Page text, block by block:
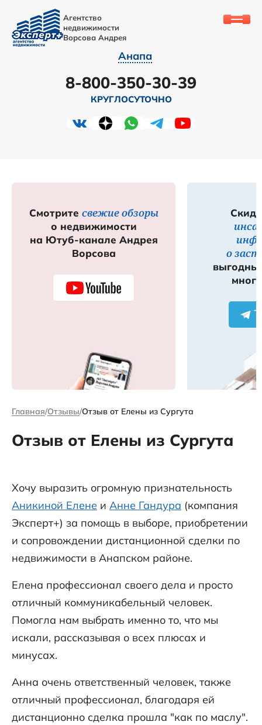
Агентство
недвижимости
Ворсова Андрея
Анапа
8-800-350-30-39
КРУГЛОСУТОЧНО
Смотрите свежие обзоры
о недвижимости
на Ютуб-канале Андрея
Ворсова
о
Главная Отзывы Отзыв от Елены из Сургута
Отзыв от Елены из Сургута
Хочу выразить огромную признательность
Аникиной Елене и Анне Гандура (компания
Эксперт+) за помощь в выборе, приобретении
и сопровождении дистанционной сделки по
недвижимости в Анапском районе.
Елена профессионал своего дела и просто
отличный коммуникабельный человек.
Помогла нам выбрать именно то, что мы
искали, рассказывая о всех плюсах и
минусах.
Анна очень ответственный человек, также
отличный профессионал, благодаря ей
дистанционно сделка прошла "как по маслу".